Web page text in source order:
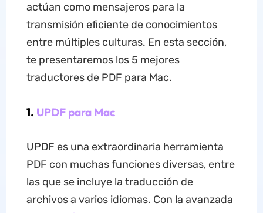
actúan como mensajeros para la
transmisión eficiente de conocimientos
entre múltiples culturas. En esta sección,
te presentaremos los 5 mejores
traductores de PDF para Mac.
1. UPDF para Mac
UPDF es una extraordinaria herramienta
PDF con muchas funciones diversas, entre
las que se incluye la traducción de
archivos a varios idiomas. Con la avanzada